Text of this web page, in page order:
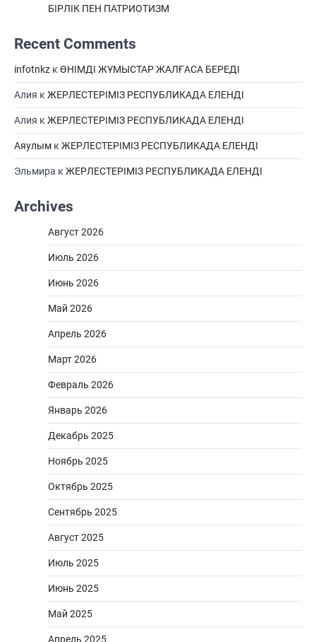
БІРЛІК ПЕН ПАТРИОТИЗМ
Recent Comments
infotnkz к ӨНІМДІ ЖҰМЫСТАР ЖАЛҒАСА БЕРЕДІ
Алия к ЖЕРЛЕСТЕРІМІЗ РЕСПУБЛИКАДА ЕЛЕНДІ
Алия к ЖЕРЛЕСТЕРІМІЗ РЕСПУБЛИКАДА ЕЛЕНДІ
Аяулым к ЖЕРЛЕСТЕРІМІЗ РЕСПУБЛИКАДА ЕЛЕНДІ
Эльмира к ЖЕРЛЕСТЕРІМІЗ РЕСПУБЛИКАДА ЕЛЕНДІ
Archives
Август 2026
Июль 2026
Июнь 2026
Май 2026
Апрель 2026
Март 2026
Февраль 2026
Январь 2026
Декабрь 2025
Ноябрь 2025
Октябрь 2025
Сентябрь 2025
Август 2025
Июль 2025
Июнь 2025
Май 2025
Апрель 2025